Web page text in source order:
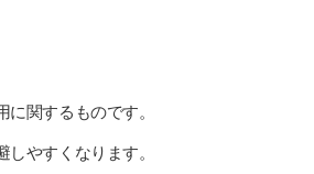
関するものです。
やすくなります。